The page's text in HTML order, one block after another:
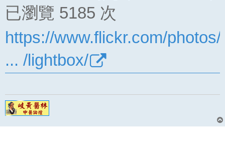
已瀏覽 5185 次
https://www.flickr.com/
... /lightbox/